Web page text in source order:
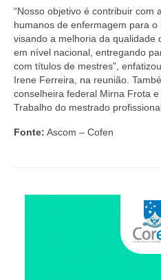
Para Você
Procedimento para
Clube de Vantagens
Valores dos serviços
“Nosso objetivo é contribuir com
humanos de enfermagem para o
visando a melhoria da qualidade
em nível nacional, entregando
com títulos de mestres”,
Irene Ferreira, na reunião.
conselheira federal Mirna Frota
Trabalho do mestrado
Fonte: Ascom – Cofen